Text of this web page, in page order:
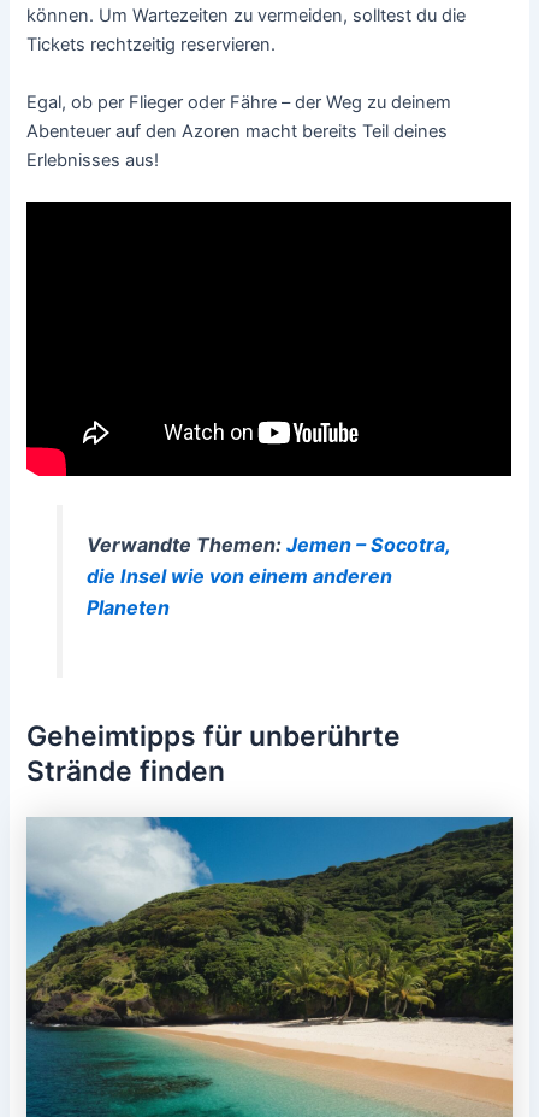
können. Um Wartezeiten zu vermeiden, solltest du die
Tickets rechtzeitig reservieren.
Egal, ob per Flieger oder Fähre – der Weg zu deinem
Abenteuer auf den Azoren macht bereits Teil deines
Erlebnisses aus!
Verwandte Themen: Jemen – Socotra,
die Insel wie von einem anderen
Planeten
Geheimtipps für unberührte
Strände finden